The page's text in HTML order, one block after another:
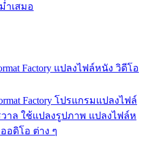
ำเสมอ
Factory แปลงไฟล์หนัง วิดีโอ
Factory โปรแกรมแปลงไฟล์
าล ใช้แปลงรูปภาพ แปลงไฟล์ห
อดิโอ ต่าง ๆ